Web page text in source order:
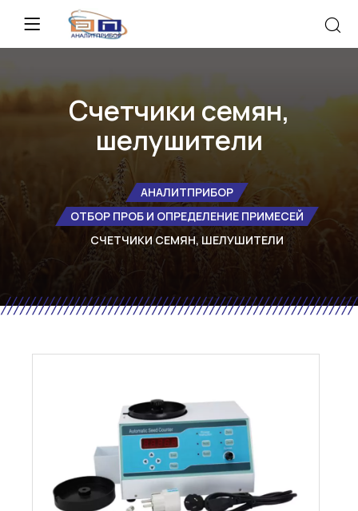
Счетчики семян,
шелушители
АНАЛИТПРИБОР
ОТБОР ПРОБ И ОПРЕДЕЛЕНИЕ ПРИМЕСЕЙ
СЧЕТЧИКИ СЕМЯН, ШЕЛУШИТЕЛИ